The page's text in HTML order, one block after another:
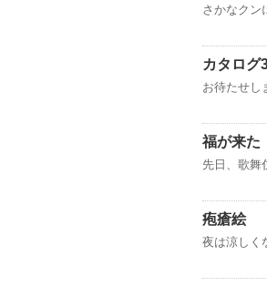
さかなクン
カタログ
お待たせし
福が来た
先日、歌舞
疱瘡絵
夜は涼しく